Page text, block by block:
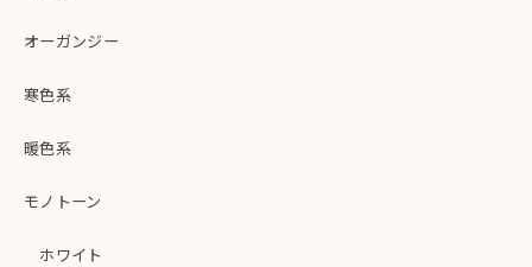
オーガンジー
寒色系
暖色系
モノトーン
ホワイト